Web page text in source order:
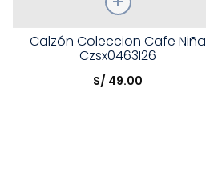
Talla
Elige una opción
Calzón Coleccion Cafe Niña
Czsx0463I26
S/ 49.00